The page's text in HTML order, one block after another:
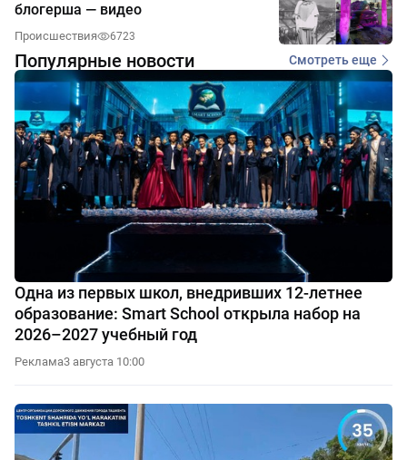
блогерша — видео
Происшествия 6723
Популярные новости Смотреть еще
Одна из первых школ, внедривших 12-летнее
образование: Smart School открыла набор на
2026–2027 учебный год
Реклама3 августа 10:00